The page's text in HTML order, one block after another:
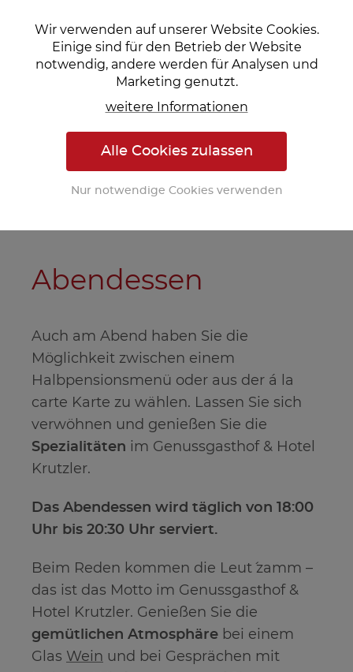
Bei den Gerichten ist für jeden
Geschmack etwas dabei – egal ob
Fleisch, Fisch oder Vegetarisch. Auch bei
Allergien können Sie uns gerne im
Vorhinein Bescheid geben, sodass wir
dementsprechend die Ware beziehen
können. Bei Wunsch kochen wir auch
vegan.
Abendessen
Auch am Abend haben Sie die
Möglichkeit zwischen einem
Halbpensionsmenü oder aus der á la
carte Karte zu wählen. Lassen Sie sich
verwöhnen und genießen Sie die
Spezialitäten im Genussgasthof & Hotel
Krutzler.
Das Abendessen wird täglich von 18:00
Uhr bis 20:30 Uhr serviert.
Beim Reden kommen die Leut´ zamm –
das ist das Motto im Genussgasthof &
Hotel Krutzler. Genießen Sie die
gemütlichen Atmosphäre bei einem
Glas Wein und bei Gesprächen mit
Wir verwenden auf unserer Website Cookies.
Einige sind für den Betrieb der Website
notwendig, andere werden für Analysen und
Marketing genutzt.
weitere Informationen
Alle Cookies zulassen
Nur notwendige Cookies verwenden